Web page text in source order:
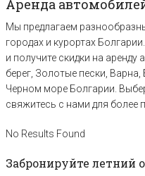
Аренда
Мы предлагаем
городах и курортах
и получите скидки на
берег, Золотые пески, Варна,
Черном море Болгарии.
свяжитесь с нами для более
No Results Found
Забронируйте летний